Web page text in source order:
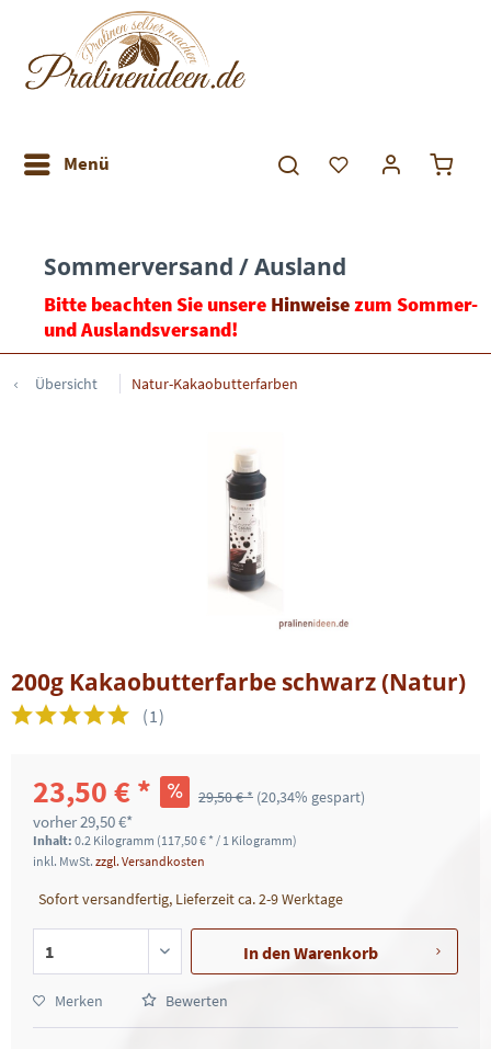
Menü
Sommerversand / Ausland
Bitte beachten Sie unsere Hinweisezum Sommer-
und Auslandsversand!
Übersicht Natur-Kakaobutterfarben
200g Kakaobutterfarbe schwarz (Natur)
(1)
23,50 € * 29,50 € * (20,34% gespart)
vorher29,50 €*
Inhalt: 0.2 Kilogramm (117,50 € * / 1 Kilogramm)
inkl. MwSt. zzgl. Versandkosten
Sofort versandfertig, Lieferzeit ca. 2-9 Werktage
In denWarenkorb
Merken Bewerten